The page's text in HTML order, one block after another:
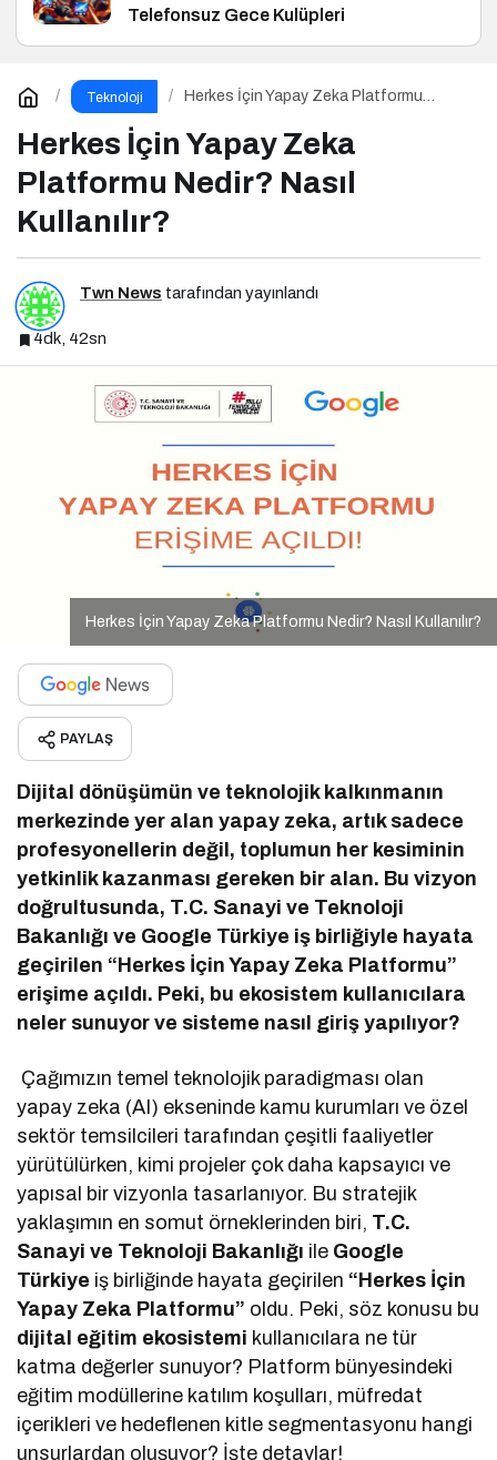
Telefonsuz Gece Kulüpleri
Teknoloji
Herkes İçin Yapay Zeka Platformu
Herkes İçin Yapay Zeka
Platformu Nedir? Nasıl
Kullanılır?
Twn News tarafından yayınlandı
4dk, 42sn
Herkes İçin Yapay Zeka Platformu Nedir? Nasıl Kullanılır?
PAYLAŞ
Dijital dönüşümün ve teknolojik kalkınmanın
merkezinde yer alan yapay zeka, artık sadece
profesyonellerin değil, toplumun her kesiminin
yetkinlik kazanması gereken bir alan. Bu vizyon
doğrultusunda, T.C. Sanayi ve Teknoloji
Bakanlığı ve Google Türkiye iş birliğiyle hayata
geçirilen “Herkes İçin Yapay Zeka Platformu”
erişime açıldı. Peki, bu ekosistem kullanıcılara
neler sunuyor ve sisteme nasıl giriş yapılıyor?
Çağımızın temel teknolojik paradigması olan
yapay zeka (AI) ekseninde kamu kurumları ve özel
sektör temsilcileri tarafından çeşitli faaliyetler
yürütülürken, kimi projeler çok daha kapsayıcı ve
yapısal bir vizyonla tasarlanıyor. Bu stratejik
yaklaşımın en somut örneklerinden biri, T.C.
Sanayi ve Teknoloji Bakanlığı ile Google
Türkiye iş birliğinde hayata geçirilen “Herkes İçin
Yapay Zeka Platformu” oldu. Peki, söz konusu bu
dijital eğitim ekosistemi kullanıcılara ne tür
katma değerler sunuyor? Platform bünyesindeki
eğitim modüllerine katılım koşulları, müfredat
içerikleri ve hedeflenen kitle segmentasyonu hangi
unsurlardan oluşuyor? İşte detaylar!